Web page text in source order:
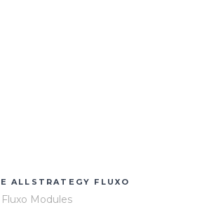
ALLSTRATEGY FLUXO
Modules